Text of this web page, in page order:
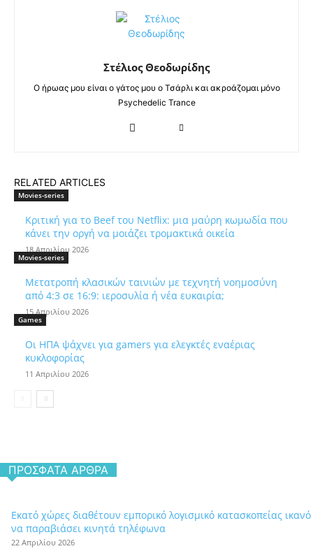
Στέλιος Θεοδωρίδης
Ο ήρωας μου είναι ο γάτος μου ο Τσάρλι και ακροάζομαι μόνο
Psychedelic Trance
RELATED ARTICLES
Movies-series
Κριτική για το Beef του Netflix: μια μαύρη κωμωδία που
κάνει την οργή να μοιάζει τρομακτικά οικεία
18 Απριλίου 2026
Movies-series
Μετατροπή κλασικών ταινιών με τεχνητή νοημοσύνη
από 4:3 σε 16:9: ιεροσυλία ή νέα ευκαιρία;
15 Απριλίου 2026
Games
Οι ΗΠΑ ψάχνει για gamers για ελεγκτές εναέριας
κυκλοφορίας
11 Απριλίου 2026
ΠΡΌΣΦΑΤΑ ΆΡΘΡΑ
Εκατό χώρες διαθέτουν εμπορικό λογισμικό κατασκοπείας ικανό
να παραβιάσει κινητά τηλέφωνα
22 Απριλίου 2026